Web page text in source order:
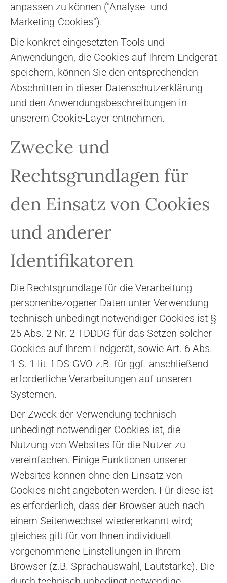
anpassen zu können ("Analyse- und
Marketing-Cookies").
Die konkret eingesetzten Tools und
Anwendungen, die Cookies auf Ihrem Endgerät
speichern, können Sie den entsprechenden
Abschnitten in dieser Datenschutzerklärung
und den Anwendungsbeschreibungen in
unserem Cookie-Layer entnehmen.
Zwecke und
Rechtsgrundlagen für
den Einsatz von Cookies
und anderer
Identifikatoren
Die Rechtsgrundlage für die Verarbeitung
personenbezogener Daten unter Verwendung
technisch unbedingt notwendiger Cookies ist §
25 Abs. 2 Nr. 2 TDDDG für das Setzen solcher
Cookies auf Ihrem Endgerät, sowie Art. 6 Abs.
1 S. 1 lit. f DS-GVO z.B. für ggf. anschließend
erforderliche Verarbeitungen auf unseren
Systemen.
Der Zweck der Verwendung technisch
unbedingt notwendiger Cookies ist, die
Nutzung von Websites für die Nutzer zu
vereinfachen. Einige Funktionen unserer
Websites können ohne den Einsatz von
Cookies nicht angeboten werden. Für diese ist
es erforderlich, dass der Browser auch nach
einem Seitenwechsel wiedererkannt wird;
gleiches gilt für von Ihnen individuell
vorgenommene Einstellungen in Ihrem
Browser (z.B. Sprachauswahl, Lautstärke). Die